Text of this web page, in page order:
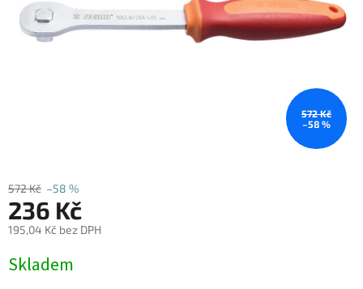
572 Kč
–58 %
572 Kč –58 %
236 Kč
195,04 Kč bez DPH
cena:
Skladem